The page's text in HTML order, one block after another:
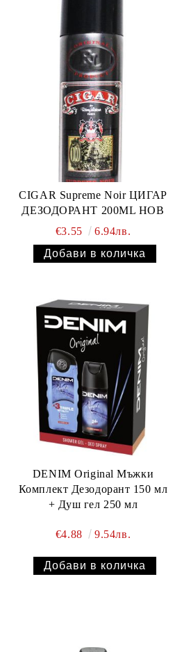
CIGAR Supreme Noir ЦИГАР
ДЕЗОДОРАНТ 200ML НОВ
€3.55
6.94лв.
DENIM Original Мъжки
Комплект Дезодорант 150 мл
+ Душ гел 250 мл
€4.88 9.54лв.